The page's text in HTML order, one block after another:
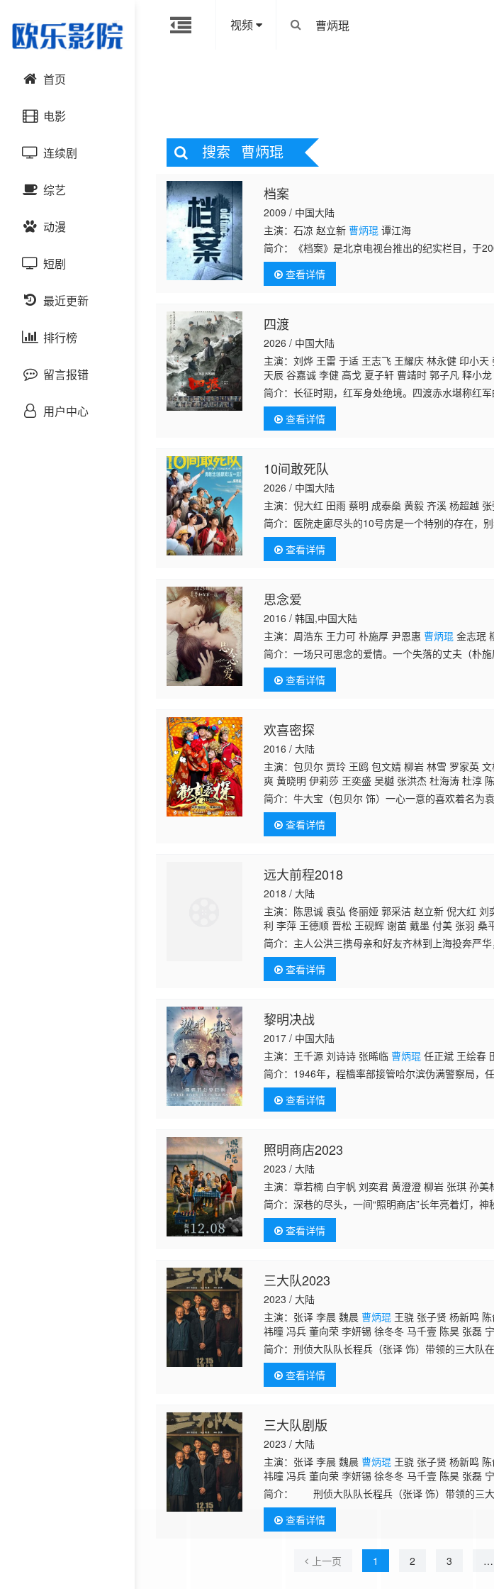
视频
首页
电影
动作片
喜剧片
爱情片
科幻片
恐怖片
剧情片
战争片
悬疑片
连续剧
国产剧
港台剧
日韩剧
欧美剧
泰国剧
综艺
大陆综艺
日韩综艺
港台综艺
欧美综艺
动漫
国产动漫
日韩动漫
欧美动漫
短剧
最近更新
排行榜
留言报错
用户中心
搜索 曹炳琨
档案
2009 / 中国大陆
主演：石凉 赵立新 曹炳琨 谭江海
简介：
《档案》是北京电视台推出的纪实栏目，于
定的，极具个性化的讲述者（主持人）现场讲述和
为线索，首次披露
查看详情
四渡
2026 / 中国大陆
主演：刘烨 王雷 于适 王志飞 王耀庆 林永健 印小
天辰 谷嘉诚 李健 高戈 夏子轩 曹靖时 郭子凡 释小
斌龙 于晓光 刘欣杰 韩方晨 孙毅 曹成方 郝荣光
简介：长征时期，红军身处绝境。四渡赤水堪称红
军一渡赤水时形势所迫、实属无奈；二渡赤水出其
尽显战略智慧；四渡赤
查看详情
10间敢死队
2026 / 中国大陆
主演：倪大红 田雨 蔡明 成泰燊 黄毅 齐溪 杨超越
简介： 医院走廊尽头的10号房是一个特别的存在，
非凡。而故事就从章小兵（蒋龙 饰）跳楼未遂的
命想活的人，他在这
查看详情
思念爱
2016 / 韩国,中国大陆
主演：周浩东 王力可 朴施厚 尹恩惠 曹炳琨 金志珉
简介：一场只可思念的爱情。一个失落的丈夫（朴
她对自己有多重要，直到她离开后才追悔莫及。丈
念的旅途……在丈夫
查看详情
欢喜密探
2016 / 大陆
主演：包贝尔 贾玲 王鸥 包文婧 柳岩 林雪 罗家英
爽 黄晓明 伊莉莎 王奕盛 吴樾 张洪杰 杜海涛 杜淳
康 沈腾 孙坚 白客 海陆 刘欢 张歆艺 李菲儿 王祖蓝
坤 袁成杰 颜丹晨 蒋欣
畅 常远 木幡龙 唐奕霖 何佳怡 王鹏翔 迟媛媛 董立
简介：牛大宝（包贝尔 饰）一心一意的喜欢着名为
到却在误打误撞之中成为了京师总驿站皇华驿中的
员，而洪帮正是皇
查看详情
远大前程2018
2018 / 大陆
主演：陈思诚 袁弘 佟丽娅 郭采洁 赵立新 倪大红
利 李萍 王德顺 晋松 王砚辉 谢苗 戴墨 付美 张羽
庆 刘智满 刘智堂 刘智福 吴迪 黄志忠 连奕名 金士
军 尹铸胜 刘欢 姜峰 任正斌 曹可凡 班赞 尹君正 王屿
简介： 主人公洪三携母亲和好友齐林到上海投奔严
人，他不畏强权被推举为工人领袖。洪三则凭借机
义结金兰，与来上海报
查看详情
黎明决战
2017 / 中国大陆
主演：王千源 刘诗诗 张晞临 曹炳琨 任正斌 王绘春
简介： 1946年，程樯率部接管哈尔滨伪满警察局，
春的国民党随时有可能进攻哈尔滨，隐藏的敌特组
部，公安干部来
查看详情
照明商店2023
2023 / 大陆
主演：章若楠 白宇帆 刘奕君 黄澄澄 柳岩 张琪 孙美
简介：深巷的尽头，一间“照明商店”长年亮着灯，
色色的客人络绎不绝。护士许念（章若楠 饰）和男
发现，这里
查看详情
三大队2023
2023 / 大陆
主演：张译 李晨 魏晨 曹炳琨 王骁 张子贤 杨新鸣
祎曈 冯兵 董向荣 李妍锡 徐冬冬 马千壹 陈昊 张磊
简介：刑侦大队队长程兵（张译 饰）带领的三大队
被判入狱。出狱后依然坚持以普通人身份追踪在逃
室”作者深蓝
查看详情
三大队剧版
2023 / 大陆
主演：张译 李晨 魏晨 曹炳琨 王骁 张子贤 杨新鸣
祎曈 冯兵 董向荣 李妍锡 徐冬冬 马千壹 陈昊 张磊
简介：
刑侦大队队长程兵（张译 饰）带领的三
亡，被判入狱。出狱后依然坚持以普通人身份追踪
间工作室”作者深蓝
查看详情
上一页 1 2 3 …